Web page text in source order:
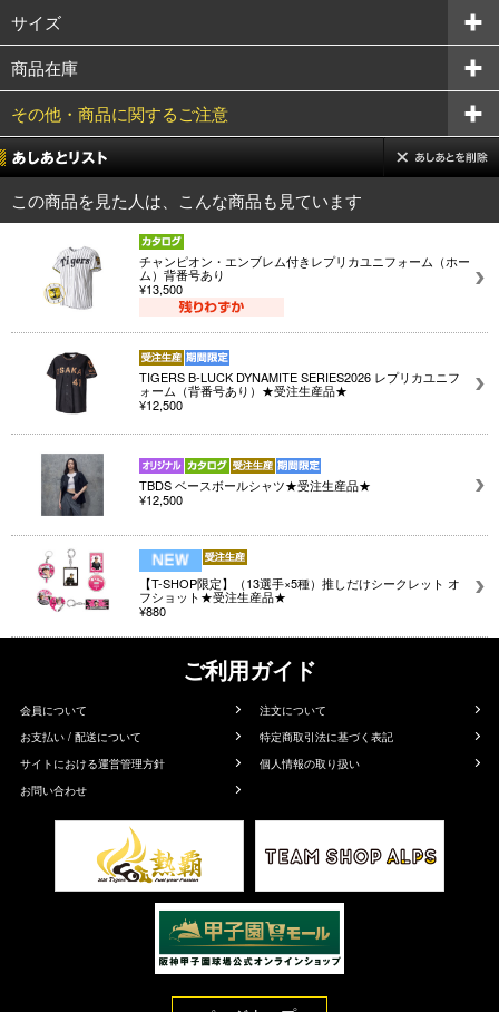
サイズ
商品在庫
その他・商品に関するご注意
この商品を見た人は、こんな商品も見ています
チャンピオン・エンブレム付きレプリカユニフォーム（ホー
ム）背番号あり
¥13,500
TIGERS B-LUCK DYNAMITE SERIES2026 レプリカユニフ
ォーム（背番号あり）★受注生産品★
¥12,500
TBDS ベースボールシャツ★受注生産品★
¥12,500
【T-SHOP限定】（13選手×5種）推しだけシークレット オ
フショット★受注生産品★
¥880
ご利用ガイド
会員について
注文について
お支払い / 配送について
特定商取引法に基づく表記
サイトにおける運営管理方針
個人情報の取り扱い
お問い合わせ